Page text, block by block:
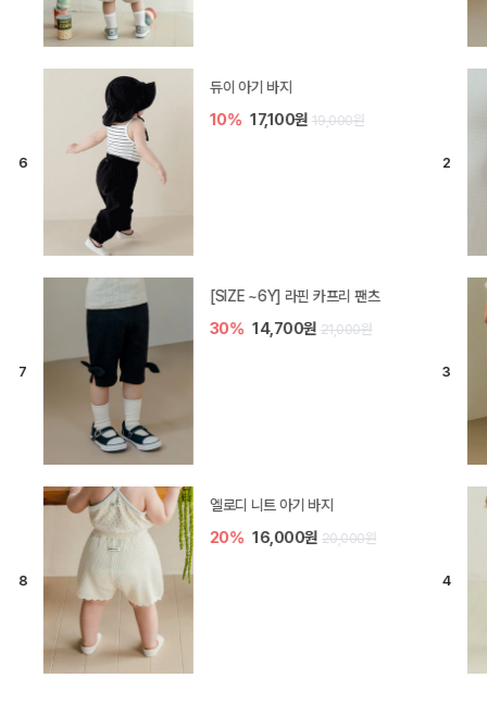
듀이 아기 바지
10% 17,100원 19,000원
[SIZE ~6Y] 라핀 카프리 팬츠
30% 14,700원 21,000원
엘로디 니트 아기 바지
20% 16,000원 20,000원